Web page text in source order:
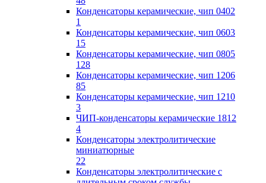
Конденсаторы керамические, чип 0402
1
Конденсаторы керамические, чип 0603
15
Конденсаторы керамические, чип 0805
128
Конденсаторы керамические, чип 1206
85
Конденсаторы керамические, чип 1210
3
ЧИП-конденсаторы керамические 1812
4
Конденсаторы электролитические
миниатюрные
22
Конденсаторы электролитические с